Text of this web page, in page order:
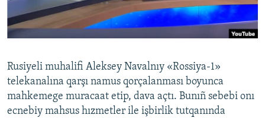
Русский
Українською
QOŞULIÑIZ!
Rusiyeli muhalifi Aleksey Navalnıy «Rossiya-1»
telekanalına qarşı namus qorçalanması boyunca
mahkemege muracaat etip, dava açtı. Bunıñ sebebi onı
ecnebiy mahsus hızmetler ile işbirlik tutqanında